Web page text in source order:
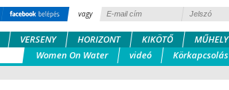
vagy
VERSENY HORIZONT KIKÖTŐ MŰHELY
Women On Water
videó Körkapcsolás